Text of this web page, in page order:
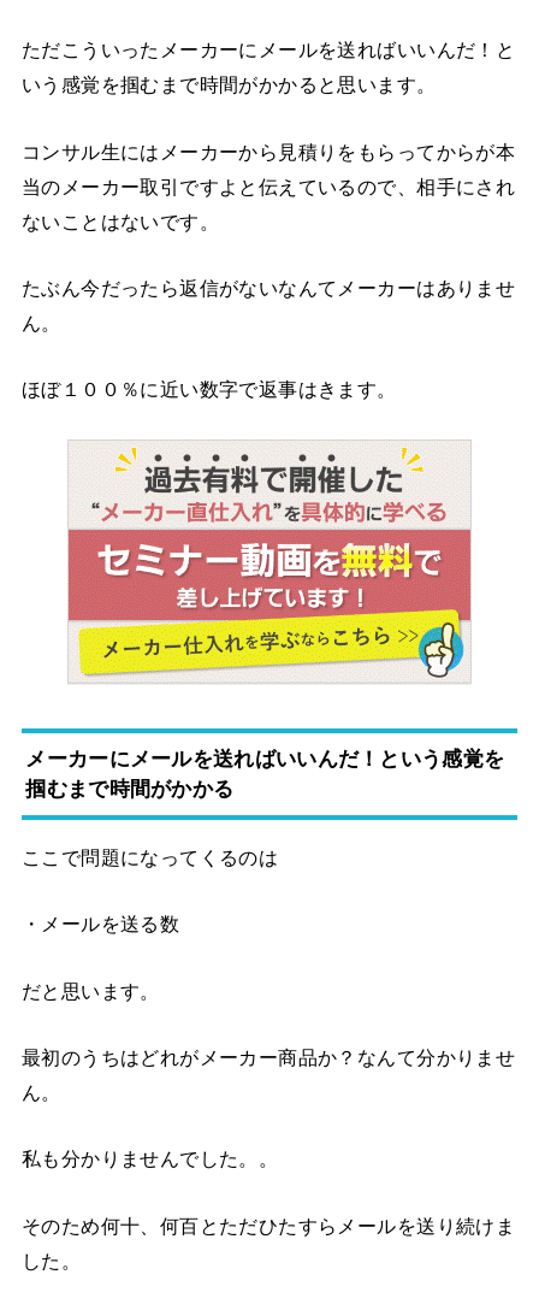
ただこういったメーカーにメールを送ればいいんだ！と
いう感覚を掴むまで時間がかかると思います。
コンサル生にはメーカーから見積りをもらってからが本
当のメーカー取引ですよと伝えているので、相手にされ
ないことはないです。
たぶん今だったら返信がないなんてメーカーはありませ
ん。
ほぼ１００％に近い数字で返事はきます。
メーカーにメールを送ればいいんだ！という感覚を
掴むまで時間がかかる
ここで問題になってくるのは
・メールを送る数
だと思います。
最初のうちはどれがメーカー商品か？なんて分かりませ
ん。
私も分かりませんでした。。
そのため何十、何百とただひたすらメールを送り続けま
した。